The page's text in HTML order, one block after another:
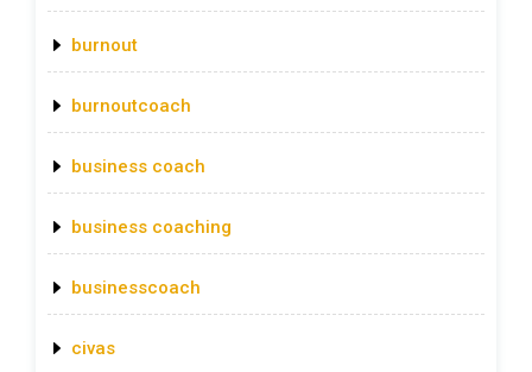
burnout
burnoutcoach
business coach
business coaching
businesscoach
civas